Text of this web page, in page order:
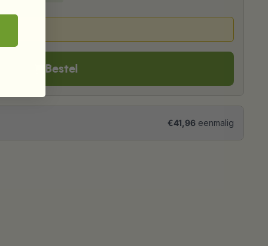
Bestel
€41,96 eenmalig